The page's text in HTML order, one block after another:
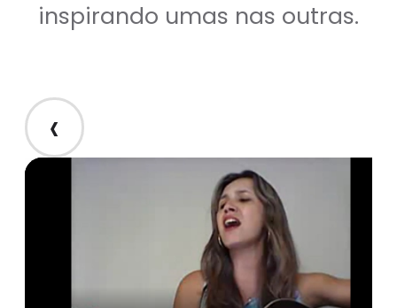
inspirando umas nas outras.
‹